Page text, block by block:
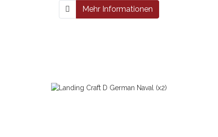
Mehr Informationen